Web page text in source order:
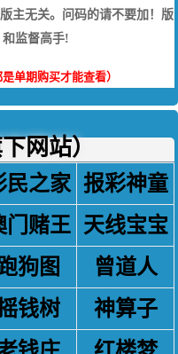
主无关。问码的请不要加！版
监督高手!
单期购买才能查看）
网站）
民之家 报彩神童
门赌王 天线宝宝
狗图
曾道人
钱树
神算子